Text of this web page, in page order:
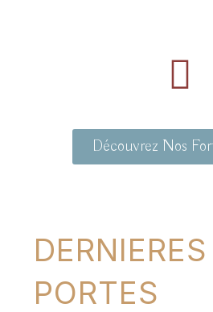
Découvrez Nos
DERNIERES
PORTES